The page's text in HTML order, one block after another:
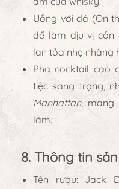
Uống với đá (On
để làm dịu vị cồn
lan tỏa nhẹ nhàng
Pha cocktail cao
tiệc sang trọng,
Manhattan, mang
lãm.
8. Thông tin
Tên rượu: Jack